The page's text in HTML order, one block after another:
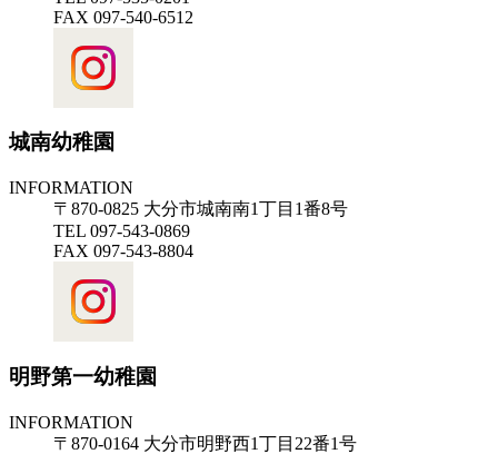
FAX 097-540-6512
城南幼稚園
INFORMATION
〒870-0825 大分市城南南1丁目1番8号
TEL 097-543-0869
FAX 097-543-8804
明野第一幼稚園
INFORMATION
〒870-0164 大分市明野西1丁目22番1号